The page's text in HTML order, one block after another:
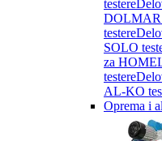
testere
DOLMAR
testere
SOLO
za
testere
AL-KO
Oprema i